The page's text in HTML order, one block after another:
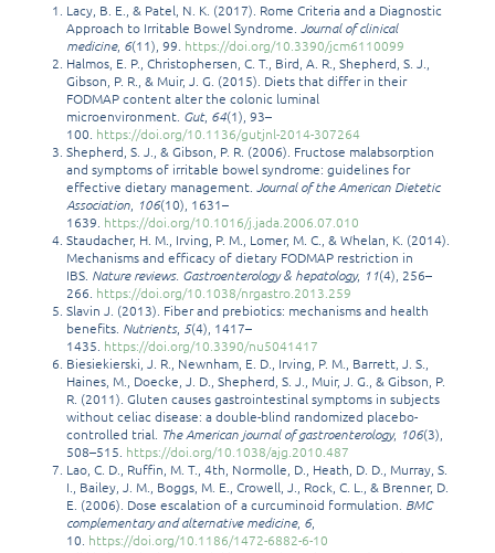
Lacy, B. E., & Patel, N. K. (2017). Rome Criteria and a Diagnostic
Approach to Irritable Bowel Syndrome. Journal of clinical
medicine, 6(11), 99. https://doi.org/10.3390/jcm6110099
Halmos, E. P., Christophersen, C. T., Bird, A. R., Shepherd, S. J.,
Gibson, P. R., & Muir, J. G. (2015). Diets that differ in their
FODMAP content alter the colonic luminal
microenvironment. Gut, 64(1), 93–
100. https://doi.org/10.1136/gutjnl-2014-307264
Shepherd, S. J., & Gibson, P. R. (2006). Fructose malabsorption
and symptoms of irritable bowel syndrome: guidelines for
effective dietary management. Journal of the American Dietetic
Association, 106(10), 1631–
1639. https://doi.org/10.1016/j.jada.2006.07.010
Staudacher, H. M., Irving, P. M., Lomer, M. C., & Whelan, K. (2014).
Mechanisms and efficacy of dietary FODMAP restriction in
IBS. Nature reviews. Gastroenterology & hepatology, 11(4), 256–
266. https://doi.org/10.1038/nrgastro.2013.259
Slavin J. (2013). Fiber and prebiotics: mechanisms and health
benefits. Nutrients, 5(4), 1417–
1435. https://doi.org/10.3390/nu5041417
Biesiekierski, J. R., Newnham, E. D., Irving, P. M., Barrett, J. S.,
Haines, M., Doecke, J. D., Shepherd, S. J., Muir, J. G., & Gibson, P.
R. (2011). Gluten causes gastrointestinal symptoms in subjects
without celiac disease: a double-blind randomized placebo-
controlled trial. The American journal of gastroenterology, 106(3),
508–515. https://doi.org/10.1038/ajg.2010.487
Lao, C. D., Ruffin, M. T., 4th, Normolle, D., Heath, D. D., Murray, S.
I., Bailey, J. M., Boggs, M. E., Crowell, J., Rock, C. L., & Brenner, D.
E. (2006). Dose escalation of a curcuminoid formulation. BMC
complementary and alternative medicine, 6,
10. https://doi.org/10.1186/1472-6882-6-10